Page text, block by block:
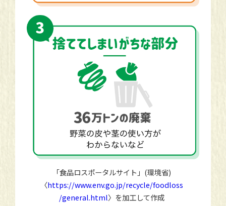
「食品ロスポータルサイト」(環境省)
〈https://www.env.go.jp/recycle/foodloss
/general.html〉を加工して作成